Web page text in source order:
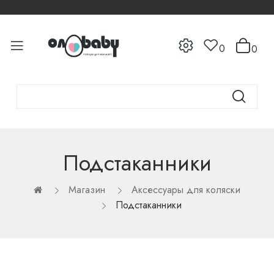
0 0
Подстаканники
Магазин
Аксессуары для коляски
Подстаканники